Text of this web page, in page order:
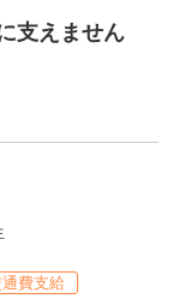
支えません
費支給